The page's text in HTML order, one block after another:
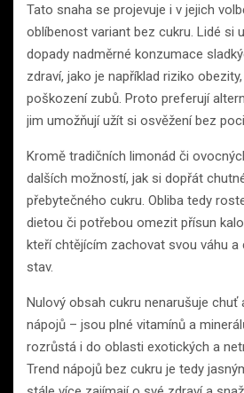
Tato snaha se projevuje i v jejich
oblíbenost variant bez cukru. Lidé si
dopady nadměrné konzumace
zdraví, jako je například riziko
poškození zubů. Proto preferují
jim umožňují užít si osvěžení bez
Kromě tradičních limonád či
dalších možností, jak si dopřát
přebytečného cukru. Obliba tedy
dietou či potřebou omezit přísun
kteří chtějícím zachovat svou váhu a
stav.
Nulový obsah cukru nenarušuje chuť
nápojů – jsou plné vitamínů a
rozrůstá i do oblasti exotických a
Trend nápojů bez cukru je tedy